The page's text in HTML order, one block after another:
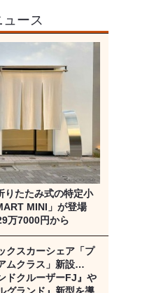
ース
たたみ式の特定小
MINI」が登場
万7000円から
クスカーシェア「プ
ムクラス」新設…
ドクルーザーFJ』や